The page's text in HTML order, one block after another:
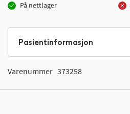
På nettlager
Pasientinformasjon
Varenummer 373258